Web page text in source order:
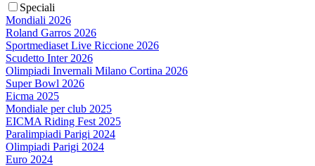
Speciali
Mondiali 2026
Roland Garros 2026
Sportmediaset Live Riccione 2026
Scudetto Inter 2026
Olimpiadi Invernali Milano Cortina 2026
Super Bowl 2026
Eicma 2025
Mondiale per club 2025
EICMA Riding Fest 2025
Paralimpiadi Parigi 2024
Olimpiadi Parigi 2024
Euro 2024